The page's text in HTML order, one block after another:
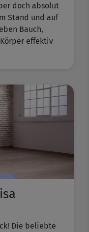
doch absolut
Stand und auf
Bauch,
effektiv
Die beliebte